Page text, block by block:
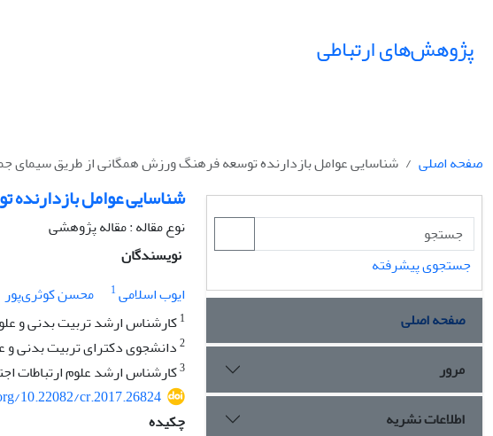
پژوهش‌های ارتباطی
صفحه اصلی شناسایی عوامل بازدارنده توسعه فرهنگ ورزش همگانی از طریق سیمای
شناسایی عوامل
نوع مقاله : مقاله پژوهشی
نویسندگان
ایوب اسلامی1 محسن کوثری‌پور
1کارشناس ارشد تربیت بدنی و
2دانشجوی دکترای تربیت بدنی و
3کارشناس ارشد علوم ارتباطات
10.22082/cr.2017.26824
چکیده
جستجوی پیشرفته
صفحه اصلی
مرور
اطلاعات نشریه